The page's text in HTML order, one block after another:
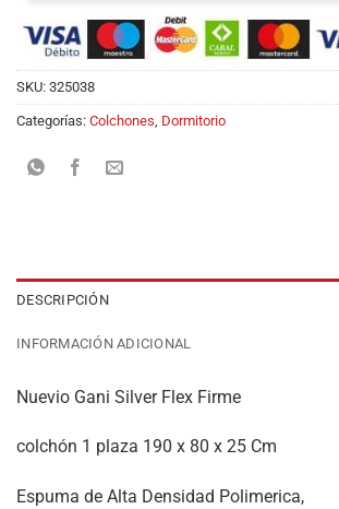
SKU: 325038
Categorías: Colchones Dormitorio
DESCRIPCIÓN
INFORMACIÓN ADICIONAL
Nuevio Gani Silver Flex Firme
colchón 1 plaza 190 x 80 x 25 Cm
Espuma de Alta Densidad Polimerica,